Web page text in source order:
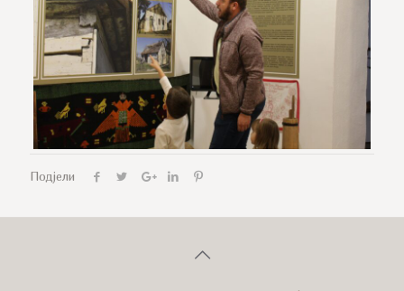
Подјели